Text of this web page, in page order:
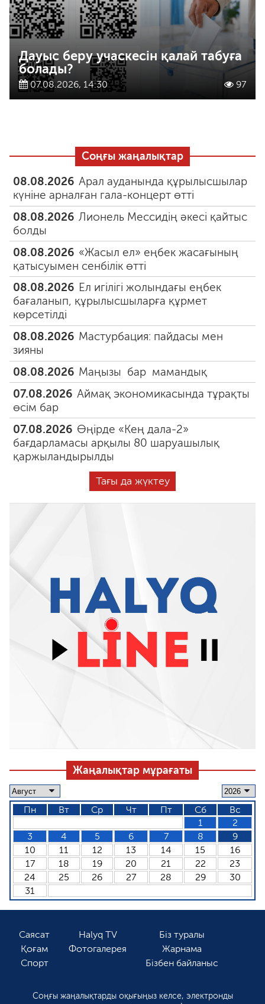
Дауыс беру учаскесін қалай табуға
болады?
07.08.2026, 14:30 97
Соңғы жаңалықтар
08.08.2026 Арал ауданында құрылысшылар
күніне арналған гала-концерт өтті
08.08.2026 Лионель Мессидің әкесі қайтыс
болды
08.08.2026 «Жасыл ел» еңбек жасағының
қатысуымен сенбілік өтті
08.08.2026 Ел игілігі жолындағы еңбек
бағаланып, құрылысшыларға құрмет
көрсетілді
08.08.2026 Мастурбация: пайдасы мен
зияны
08.08.2026 Маңызы бар мамандық
07.08.2026 Аймақ экономикасында тұрақты
өсім бар
07.08.2026 Өңірде «Кең дала-2»
бағдарламасы арқылы 80 шаруашылық
қаржыландырылды
Тағы да жүктеу
Жаңалықтар мұрағаты
Пн Вт Ср Чт Пт Сб
Вс
1
2
3
4 5 6 7 8
9
10
11 12 13 14 15
16
17
18 19 20 21 22
23
24
25 26 27 28 29
30
31
Саясат
Қоғам
Спорт
Halyq TV
Фотогалерея
Біз туралы
Жарнама
Бізбен байланыс
Соңғы жаңалықтарды оқығыңыз келсе, электронды